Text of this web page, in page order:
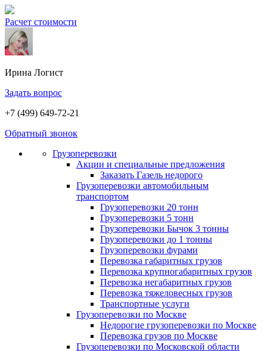
Расчет стоимости
Ирина Логист
Задать вопрос
+7 (499) 649-72-21
Обратный звонок
Грузоперевозки
Акции и специальные предложения
Заказать Газель недорого
Грузоперевозки автомобильным
транспортом
Грузоперевозки 20 тонн
Грузоперевозки 5 тонн
Грузоперевозки Бычок 3 тонны
Грузоперевозки до 1 тонны
Грузоперевозки фурами
Перевозка габаритных грузов
Перевозка крупногабаритных грузов
Перевозка негабаритных грузов
Перевозка тяжеловесных грузов
Транспортные услуги
Грузоперевозки по Москве
Недорогие грузоперевозки по Москве
Перевозка грузов по Москве
Грузоперевозки по Московской области